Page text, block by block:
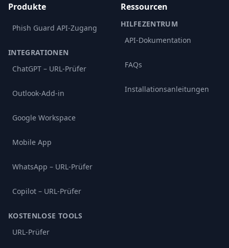
Produkte
Phish Guard API-Zugang
INTEGRATIONEN
ChatGPT – URL-Prüfer
Outlook-Add-in
Google Workspace
Mobile App
WhatsApp – URL-Prüfer
Copilot – URL-Prüfer
KOSTENLOSE TOOLS
URL-Prüfer
Ressourcen
HILFEZENTRUM
API-Dokumentation
FAQs
Installationsanleitungen